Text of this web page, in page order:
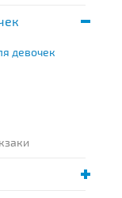
девочек